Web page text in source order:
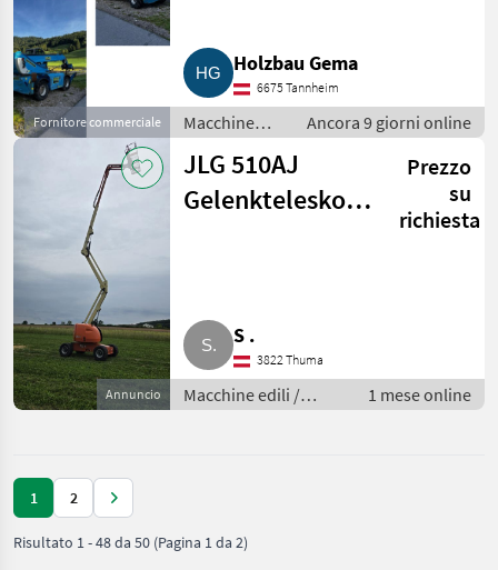
Fornitore commerciale
Holzbau Gema
6675 Tannheim
Macchine
edili /
Caricatori
telescopici
Ancora 9 giorni online
Annuncio
JLG 510AJ
Gelenkteleskopbühne
Prezzo
su
richiesta
S .
3822 Thuma
Macchine edili /
Caricatori telescopici
1 mese online
1 2
Risultato 1-48da 50 (Pagina 1 da 2)